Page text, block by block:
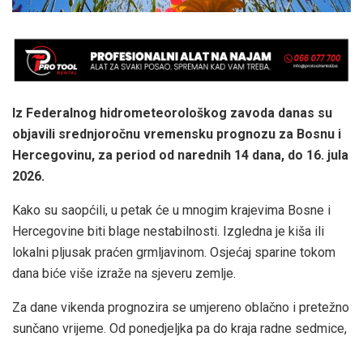
Iz Federalnog hidrometeorološkog zavoda danas su
objavili srednjoročnu vremensku prognozu za Bosnu i
Hercegovinu, za period od narednih 14 dana, do 16. jula
2026.
Kako su saopćili, u petak će u mnogim krajevima Bosne i
Hercegovine biti blage nestabilnosti. Izgledna je kiša ili
lokalni pljusak praćen grmljavinom. Osjećaj sparine tokom
dana biće više izraže na sjeveru zemlje.
Za dane vikenda prognozira se umjereno oblačno i pretežno
sunčano vrijeme. Od ponedjeljka pa do kraja radne sedmice,